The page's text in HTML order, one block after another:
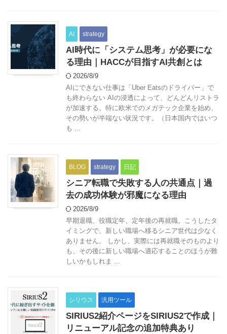
AI strategy
AI時代に「システム思考」が必要にな
る理由｜HACCが目指すAI共創とは
2026/8/9
AIにできない仕事は「Uber Eatsのドライバー」で
も終わらない AIの浸透によって、どんどんリストラ
が加速する。特に欧米でのメガテック企業を始め、
その勢いが半端ない状況です。（日本国内ではいつ
も ...
BLOG strategy 日記
シニア転職で失敗する人の共通点｜過
去の成功体験が邪魔になる理由
2026/8/9
早期退職、役職定年、定年後の再就職。こうしたタ
イミングで、新しい職場へ移るシニア世代は少なく
ありません。 しかし、実際には再就職そのものより
も、その後に新しい職場へ適応することのほうが難
しいかもしれま ...
シリウス 汎用ツール
SIRIUS2紹介ページをSIRIUS2で作成｜
リニューアル記念の追加特典あり